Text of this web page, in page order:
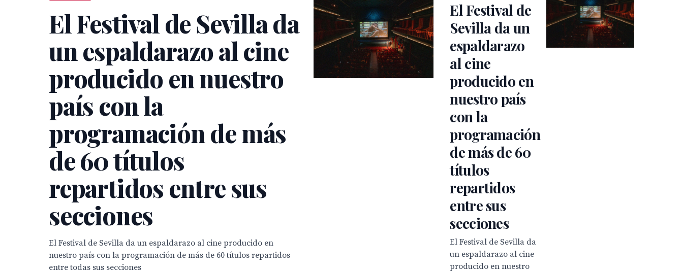
El Festival de Sevilla da
un espaldarazo al cine
producido en nuestro
país con la
programación de más
de 60 títulos
repartidos entre sus
secciones
El Festival de Sevilla da un espaldarazo al cine producido en
nuestro país con la programación de más de 60 títulos repartidos
entre todas sus secciones
El Festival de
Sevilla da un
espaldarazo
al cine
producido en
nuestro país
con la
programación
de más de 60
títulos
repartidos
entre sus
secciones
El Festival de Sevilla da
un espaldarazo al cine
producido en nuestro